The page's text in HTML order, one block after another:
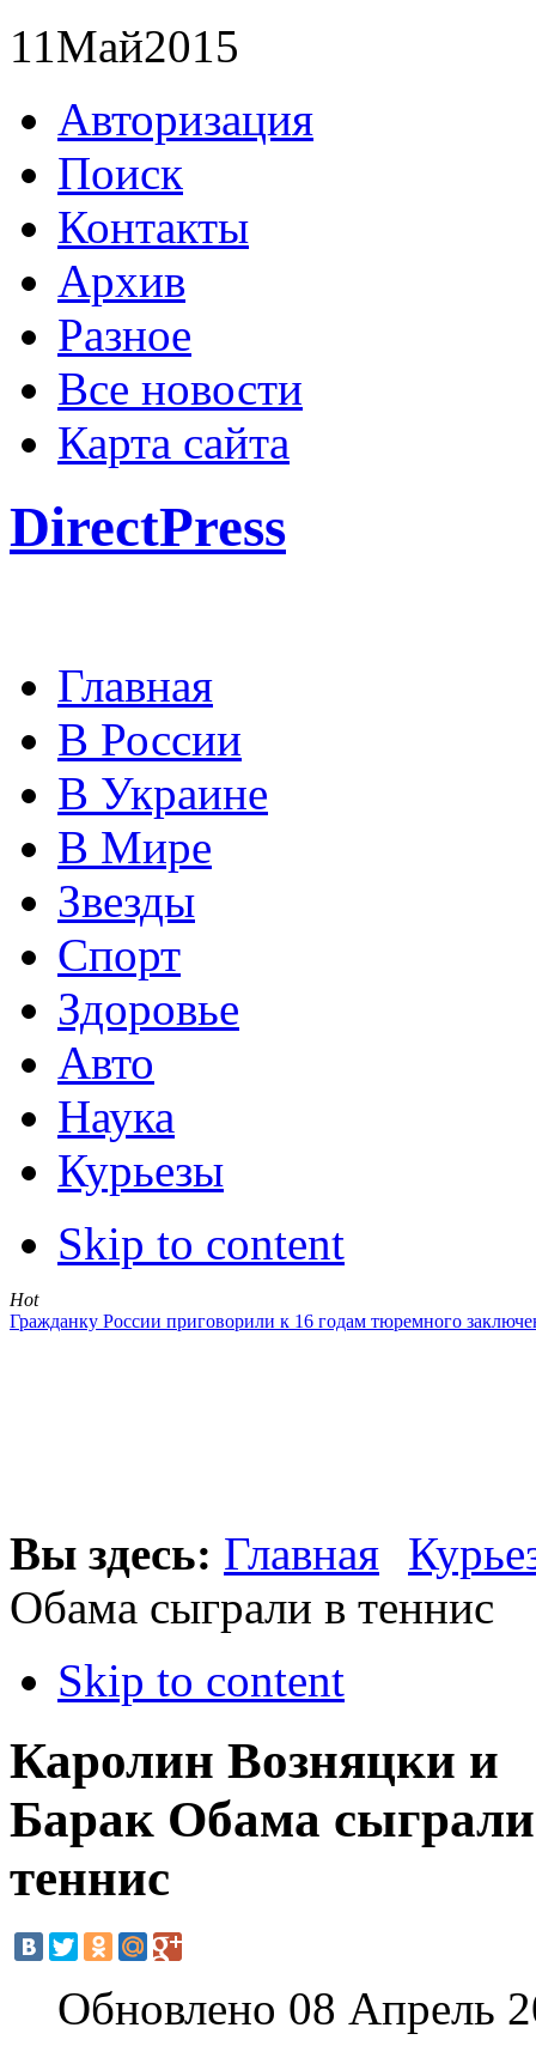
11Май2015
Авторизация
Поиск
Контакты
Архив
Разное
Все новости
Карта сайта
DirectPress
Главная
В России
В Украине
В Мире
Звезды
Спорт
Здоровье
Авто
Наука
Курьезы
Skip to content
Hot
Гражданку России приговорили к 16 годам тюремного
Вы здесь: Главная
Обама сыграли в теннис
Skip to content
Каролин Возняцки и
Барак Обама
теннис
Обновлено 08 Апрель